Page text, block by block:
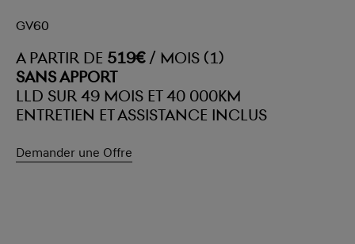
GV60
A PARTIR DE519€/ MOIS (1)
SANS APPORT
LLD SUR 49 MOIS ET 40 000KM
ENTRETIEN ET ASSISTANCE INCLUS
Demander une Offre